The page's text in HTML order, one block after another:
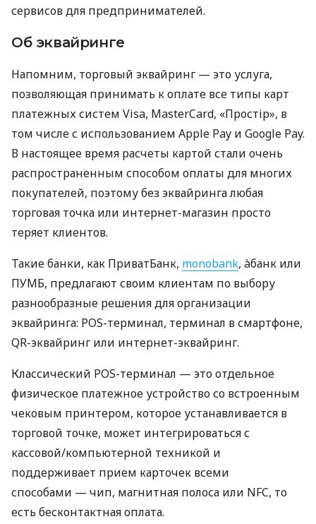
сервисов для предпринимателей.
Об эквайринге
Напомним, торговый эквайринг — это услуга,
позволяющая принимать к оплате все типы карт
платежных систем Visa, MasterCard, «Простір», в
том числе с использованием Apple Pay и Google Pay.
В настоящее время расчеты картой стали очень
распространенным способом оплаты для многих
покупателей, поэтому без эквайринга любая
торговая точка или интернет-магазин просто
теряет клиентов.
Такие банки, как ПриватБанк, monobank, àбанк или
ПУМБ, предлагают своим клиентам по выбору
разнообразные решения для организации
эквайринга: POS-терминал, терминал в смартфоне,
QR-эквайринг или интернет-эквайринг.
Классический POS-терминал — это отдельное
физическое платежное устройство со встроенным
чековым принтером, которое устанавливается в
торговой точке, может интегрироваться с
кассовой/компьютерной техникой и
поддерживает прием карточек всеми
способами — чип, магнитная полоса или NFC, то
есть бесконтактная оплата.